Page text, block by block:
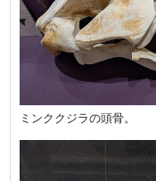
ミンククジラの頭骨。